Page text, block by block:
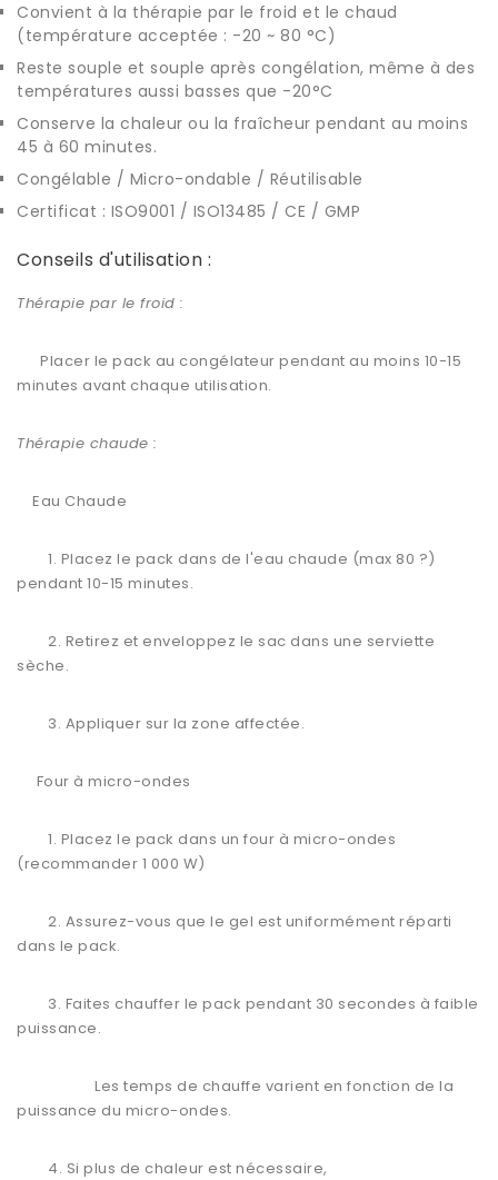
Convient à la thérapie par le froid et le chaud
(température acceptée : -20 ~ 80 °C)
Reste souple et souple après congélation, même à des
températures aussi basses que -20°C
Conserve la chaleur ou la fraîcheur pendant au moins
45 à 60 minutes.
Congélable / Micro-ondable / Réutilisable
Certificat : ISO9001 / ISO13485 / CE / GMP
Conseils d'utilisation :
Thérapie par le froid :
Placer le pack au congélateur pendant au moins 10-15
minutes avant chaque utilisation.
Thérapie chaude :
Eau Chaude
1. Placez le pack dans de l'eau chaude (max 80 ?)
pendant 10-15 minutes.
2. Retirez et enveloppez le sac dans une serviette
sèche.
3. Appliquer sur la zone affectée.
Four à micro-ondes
1. Placez le pack dans un four à micro-ondes
(recommander 1 000 W)
2. Assurez-vous que le gel est uniformément réparti
dans le pack.
3. Faites chauffer le pack pendant 30 secondes à faible
puissance.
Les temps de chauffe varient en fonction de la
puissance du micro-ondes.
4. Si plus de chaleur est nécessaire,